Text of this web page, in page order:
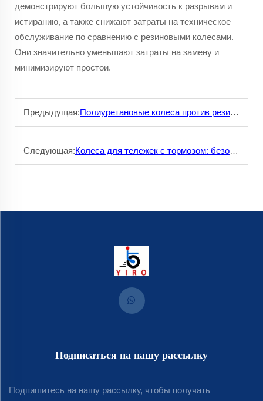
демонстрируют большую устойчивость к разрывам и
истиранию, а также снижают затраты на техническое
обслуживание по сравнению с резиновыми колесами.
Они значительно уменьшают затраты на замену и
минимизируют простои.
Предыдущая:Полиуретановые колеса против резиновых: почему полиуретан — лучший выбор
Следующая:Колеса для тележек с тормозом: безопасная парковка в любой ситуации
Подписаться на нашу рассылку
Подпишитесь на нашу рассылку, чтобы получать